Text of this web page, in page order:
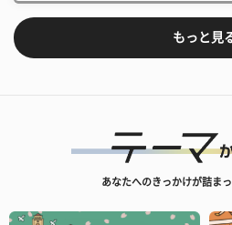
もっと見
あなたへのきっかけが詰ま